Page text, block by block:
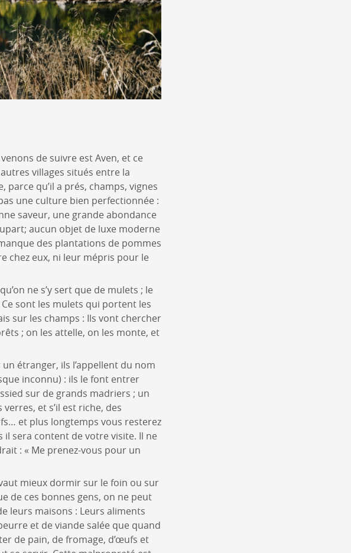
de suivre est Aven, et ce
villages situés entre la
parce qu’il a prés, champs, vignes
une culture bien perfectionnée :
saveur, une grande abondance
aucun objet de luxe moderne
des plantations de pommes
chez eux, ni leur mépris pour le
ne s’y sert que de mulets ; le
sont les mulets qui portent les
sur les champs : Ils vont chercher
; on les attelle, on les monte, et
un étranger, ils l’appellent du nom
inconnu) : ils le font entrer
sur de grands madriers ; un
et s’il est riche, des
et plus longtemps vous resterez
il sera content de votre visite. Il ne
: « Me prenez-vous pour un
mieux dormir sur le foin ou sur
de ces bonnes gens, on ne peut
leurs maisons : Leurs aliments
et de viande salée que quand
de pain, de fromage, d’œufs et